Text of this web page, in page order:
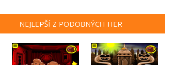
NEJLEPŠÍ Z PODOBNÝCH HER